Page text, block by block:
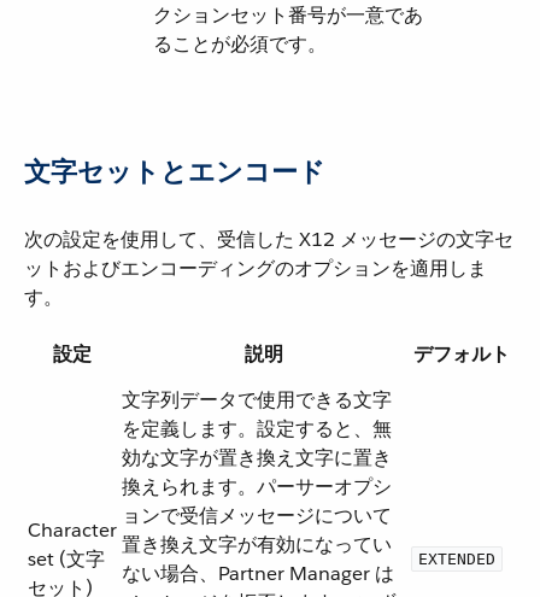
クションセット番号が一意であ
ることが必須です。
文字セットとエンコード
次の設定を使用して、受信した X12 メッセージの文字セ
ットおよびエンコーディングのオプションを適用しま
す。
設定 説明 デフォルト
Character
set (文字
セット)
文字列データで使用できる文字
を定義します。設定すると、無
効な文字が置き換え文字に置き
換えられます。パーサーオプシ
ョンで受信メッセージについて
置き換え文字が有効になってい
ない場合、Partner Manager は
EXTENDED